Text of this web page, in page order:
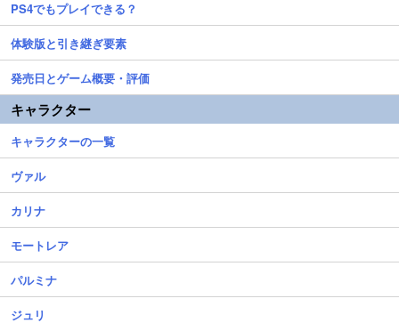
PS4でもプレイできる？
体験版と引き継ぎ要素
発売日とゲーム概要・評価
キャラクター
キャラクターの一覧
ヴァル
カリナ
モートレア
パルミナ
ジュリ